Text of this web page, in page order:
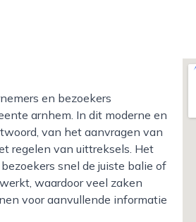
arnhem. In dit moderne en
van het aanvragen van
regelen van uittreksels. Het
snel de juiste balie of
waardoor veel zaken
voor aanvullende informatie